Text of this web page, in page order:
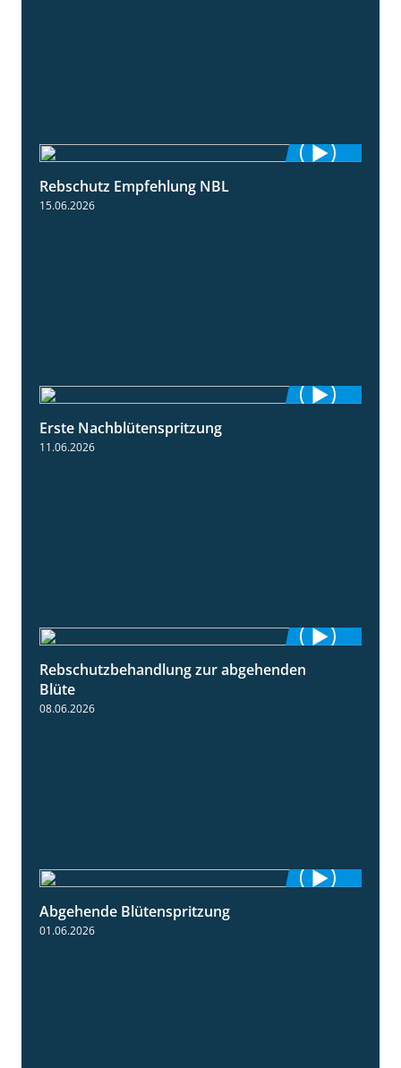
Rebschutz Empfehlung NBL
15.06.2026
Erste Nachblütenspritzung
11.06.2026
3:06
Rebschutzbehandlung zur abgehenden
Blüte
08.06.2026
Abgehende Blütenspritzung
01.06.2026